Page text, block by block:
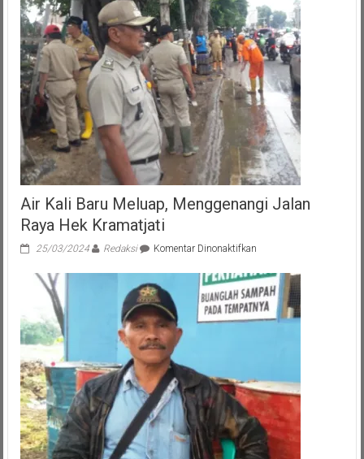
Air Kali Baru Meluap, Menggenangi Jalan
Raya Hek Kramatjati
25/03/2024 Redaksi Komentar Dinonaktifkanpada
Kali
Baru
Meluap,
Menggenangi
Kramatjati